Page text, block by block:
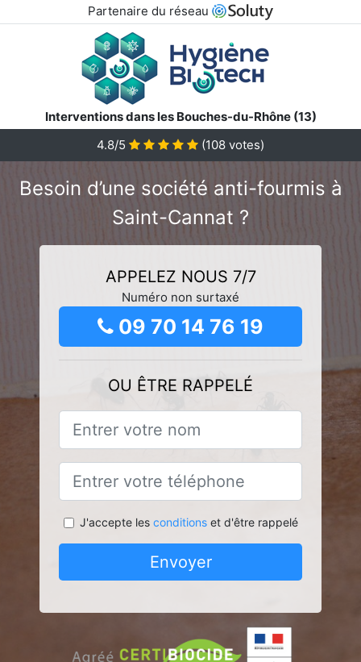
Partenaire du réseau
Interventions dans les Bouches-du-Rhône (13)
4.8/5
(108 votes)
Besoin d’une société anti-fourmis à
Saint-Cannat ?
APPELEZ NOUS 7/7
Numéro non surtaxé
09 70 14 76 19
OU ÊTRE RAPPELÉ
J'accepte les conditionset d'être rappelé
Envoyer